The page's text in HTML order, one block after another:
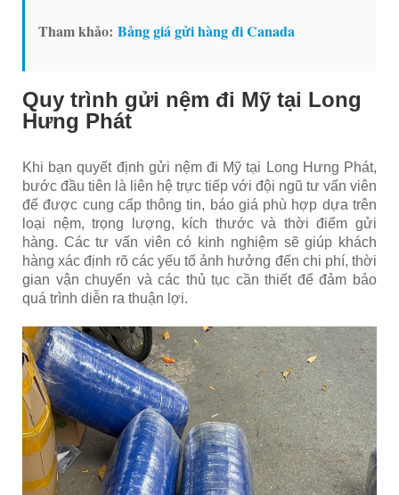
Tham khảo: Bảng giá gửi hàng đi Canada
Quy trình gửi nệm đi Mỹ tại Long
Hưng Phát
Khi bạn quyết định gửi nệm đi Mỹ tại Long Hưng Phát,
bước đầu tiên là liên hệ trực tiếp với đội ngũ tư vấn viên
để được cung cấp thông tin, báo giá phù hợp dựa trên
loại nệm, trọng lượng, kích thước và thời điểm gửi
hàng. Các tư vấn viên có kinh nghiệm sẽ giúp khách
hàng xác định rõ các yếu tố ảnh hưởng đến chi phí, thời
gian vận chuyển và các thủ tục cần thiết để đảm bảo
quá trình diễn ra thuận lợi.